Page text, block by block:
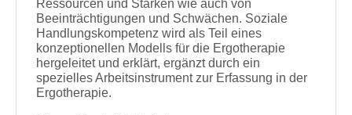
Ressourcen und Stärken wie auch von
Beeinträchtigungen und Schwächen. Soziale
Handlungskompetenz wird als Teil eines
konzeptionellen Modells für die Ergotherapie
hergeleitet und erklärt, ergänzt durch ein
spezielles Arbeitsinstrument zur Erfassung in der
Ergotherapie.